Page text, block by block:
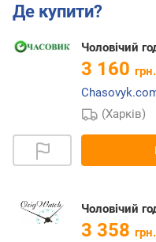
Де купити?
Чоловічий
3 160 грн.
(Харків)
Чоловічий
3 358 грн.